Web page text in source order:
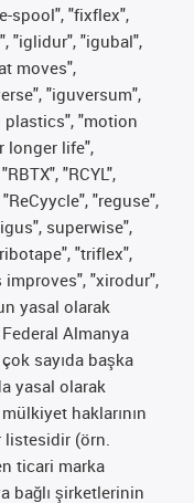
spool", "fixflex",
"iglidur", "igubal",
moves",
"iguversum",
plastics", "motion
longer life",
"RCYL",
"reguse",
superwise",
"triflex",
"xirodur",
yasal olarak
Almanya
sayıda başka
yasal olarak
haklarının
(örn.
ticari marka
bağlı şirketlerinin